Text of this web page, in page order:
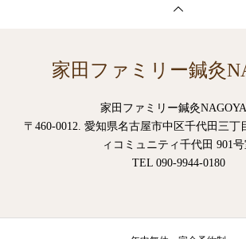
家田ファミリー鍼灸
家田ファミリー鍼灸
〒460-0012. 愛知県名古屋市中区千代田三丁
ィコミュニティ千代田 901号
TEL 090-9944-0180